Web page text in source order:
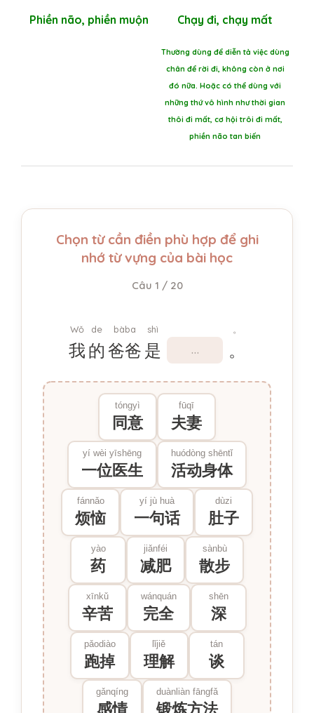
Phiền não, phiền muộn Chạy đi, chạy mất
Thường dùng để diễn tả việc dùng
chân để rời đi, không còn ở nơi
đó nữa. Hoặc có thể dùng với
những thứ vô hình như thời gian
thôi đi mất, cơ hội trôi đi mất,
phiền não tan biến
Chọn từ cần điền phù hợp để ghi
nhớ từ vựng của bài học
Câu 1 / 20
Wǒ
我
de
的
bàba
爸爸
shì
是
。
。
tóngyì
同意
fūqī
夫妻
yí wèi yīshēng
一位医生
huódòng shēntǐ
活动身体
fánnǎo
烦恼
yí jù huà
一句话
dùzi
肚子
yào
药
jiǎnféi
减肥
sànbù
散步
xīnkǔ
辛苦
wánquán
完全
shēn
深
pǎodiào
跑掉
lǐjiě
理解
tán
谈
gǎnqíng
感情
duànliàn fāngfǎ
锻炼方法